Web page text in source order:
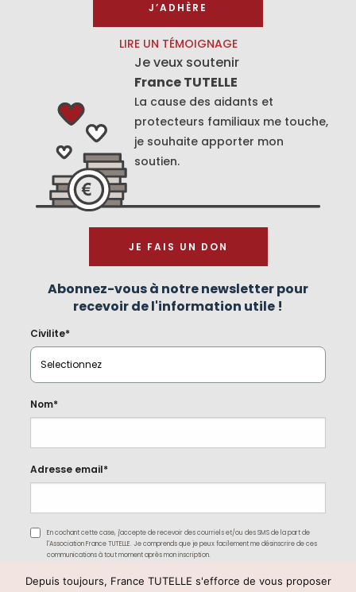
J’ADHÈRE
LIRE UN TÉMOIGNAGE
Je veux soutenir
France TUTELLE
La cause des aidants et
protecteurs familiaux me touche,
je souhaite apporter mon
soutien.
JE FAIS UN DON
Abonnez-vous à notre newsletter pour
recevoir de l'information utile !
Civilite*
Nom*
Adresse email*
En cochant cette case, j'accepte de recevoir des courriels et/ou des SMS de la part de
l'Association France TUTELLE. Je comprends que je peux facilement me désinscrire de ces
communications à tout moment après mon inscription.
Depuis toujours, France TUTELLE s'efforce de vous proposer